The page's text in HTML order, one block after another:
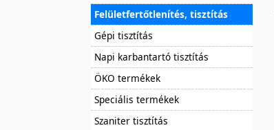
Felületfertőtlenítés, tisztítás
Gépi tisztítás
Napi karbantartó tisztítás
ÖKO termékek
Speciális termékek
Szaniter tisztítás